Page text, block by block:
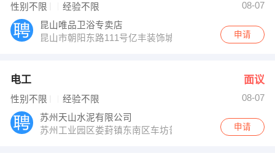
性别不限 经验不限
08-07
昆山唯品卫浴专卖店
昆山市朝阳东路111号亿丰装饰城内
申请
电工 面议
性别不限 经验不限
08-07
苏州天山水泥有限公司
苏州工业园区娄葑镇东南区车坊普惠路656号
申请